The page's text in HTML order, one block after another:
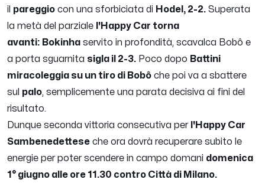
il pareggio con una sforbiciata di Hodel, 2-2. Superata
la metà del parziale l'Happy Car torna
avanti: Bokinha servito in profondità, scavalca Bobô e
a porta sguarnita sigla il 2-3. Poco dopo Battini
miracoleggia su un tiro di Bobô che poi va a sbattere
sul palo, semplicemente una parata decisiva ai fini del
risultato.
Dunque seconda vittoria consecutiva per l'Happy Car
Sambenedettese che ora dovrà recuperare subito le
energie per poter scendere in campo domani domenica
1° giugno alle ore 11.30 contro Città di Milano.